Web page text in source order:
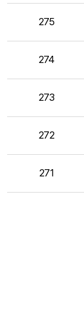
275
274
273
272
271